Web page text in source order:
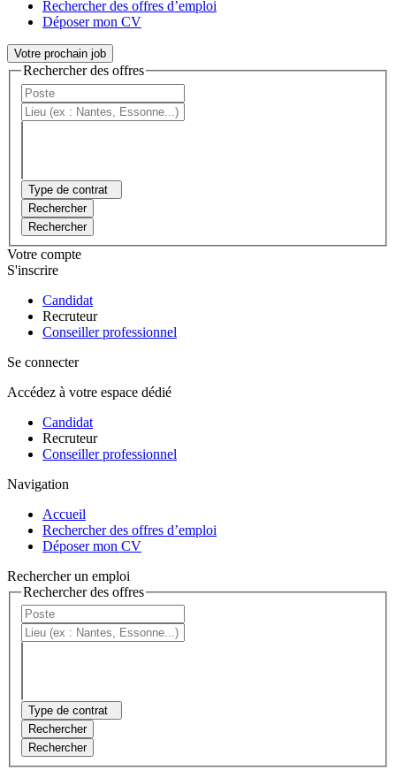
Rechercher des offres d’emploi
Déposer mon CV
Votre prochain job
Rechercher des offres
Type de contrat
Rechercher
Rechercher
Votre compte
S'inscrire
Candidat
Recruteur
Conseiller professionnel
Se connecter
Accédez à votre espace dédié
Candidat
Recruteur
Conseiller professionnel
Navigation
Accueil
Rechercher des offres d’emploi
Déposer mon CV
Rechercher un emploi
Rechercher des offres
Type de contrat
Rechercher
Rechercher